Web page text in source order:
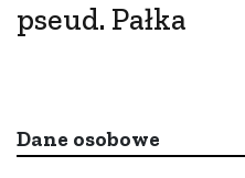
pseud. Pałka
Dane osobowe